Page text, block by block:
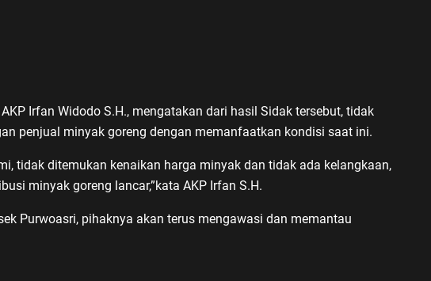
Irfan Widodo S.H., mengatakan dari hasil Sidak tersebut, tidak
penjual minyak goreng dengan memanfaatkan kondisi saat ini.
tidak ditemukan kenaikan harga minyak dan tidak ada kelangkaan,
minyak goreng lancar,”kata AKP Irfan S.H.
Purwoasri, pihaknya akan terus mengawasi dan memantau